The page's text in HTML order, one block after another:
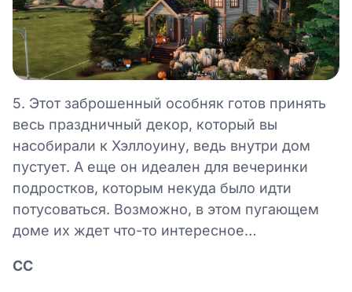
5. Этот заброшенный особняк готов принять
весь праздничный декор, который вы
насобирали к Хэллоуину, ведь внутри дом
пустует. А еще он идеален для вечеринки
подростков, которым некуда было идти
потусоваться. Возможно, в этом пугающем
доме их ждет что-то интересное…
СС